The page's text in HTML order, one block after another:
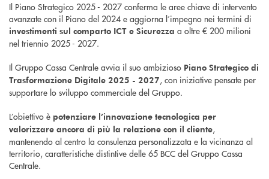
Il Piano Strategico 2025 - 2027 conferma le aree chiave di intervento
avanzate con il Piano del 2024 e aggiorna l’impegno nei termini di
investimenti sul comparto ICT e Sicurezza a oltre € 200 milioni
nel triennio 2025 - 2027.
Il Gruppo Cassa Centrale avvia il suo ambizioso Piano Strategico di
Trasformazione Digitale 2025 - 2027, con iniziative pensate per
supportare lo sviluppo commerciale del Gruppo.
L’obiettivo è potenziare l’innovazione tecnologica per
valorizzare ancora di più la relazione con il cliente,
mantenendo al centro la consulenza personalizzata e la vicinanza al
territorio, caratteristiche distintive delle 65 BCC del Gruppo Cassa
Centrale.